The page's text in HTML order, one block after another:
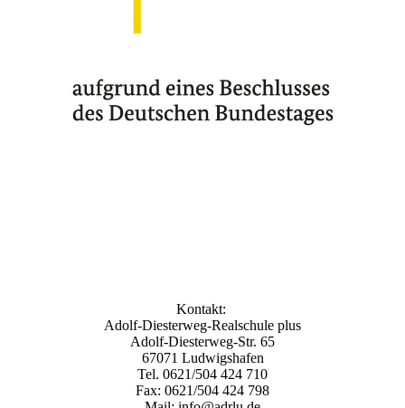
Kontakt:
Adolf-Diesterweg-Realschule plus
Adolf-Diesterweg-Str. 65
67071 Ludwigshafen
Tel. 0621/504 424 710
Fax: 0621/504 424 798